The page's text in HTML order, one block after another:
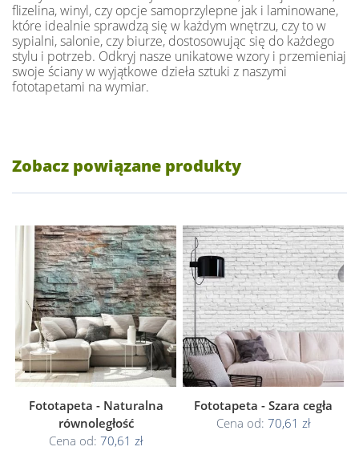
flizelina, winyl, czy opcje samoprzylepne jak i laminowane,
które idealnie sprawdzą się w każdym wnętrzu, czy to w
sypialni, salonie, czy biurze, dostosowując się do każdego
stylu i potrzeb. Odkryj nasze unikatowe wzory i przemieniaj
swoje ściany w wyjątkowe dzieła sztuki z naszymi
fototapetami na wymiar.
Zobacz powiązane produkty
Fototapeta - Naturalna
równoległość
Cena od: 70,61 zł
Fototapeta - Szara cegła
Cena od: 70,61 zł